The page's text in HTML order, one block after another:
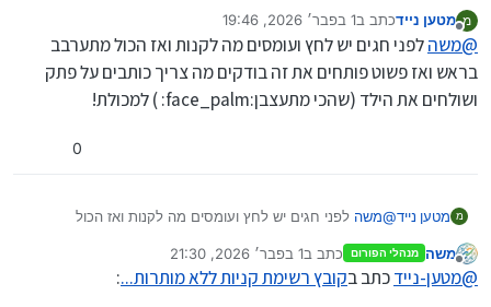
מ מטען ניידכתב ב1 בפבר׳ 2026, 19:46
נערך לאחרונה על ידי
@משהלפני חגים יש לחץ ועומסים מה לקנות ואז הכול מתערבב
בראש ואז פשוט פותחים את זה בודקים מה צריך כותבים על פתק
ושולחים את הילד (שהכי מתעצבן:face_palm: ) למכולת!
0
מ מטען נייד@משה לפני חגים יש לחץ ועומסים מה לקנות ואז הכול
) למכולת!
מנותק
משה מנהלי הפורום כתב ב1 בפבר׳ 2026, 21:30
נערך לאחרונה על ידי משה2 בינו׳ 2026, 22:35
@מטען-ניידכתב בקובץ רשימת קניות ללא מותרות...: